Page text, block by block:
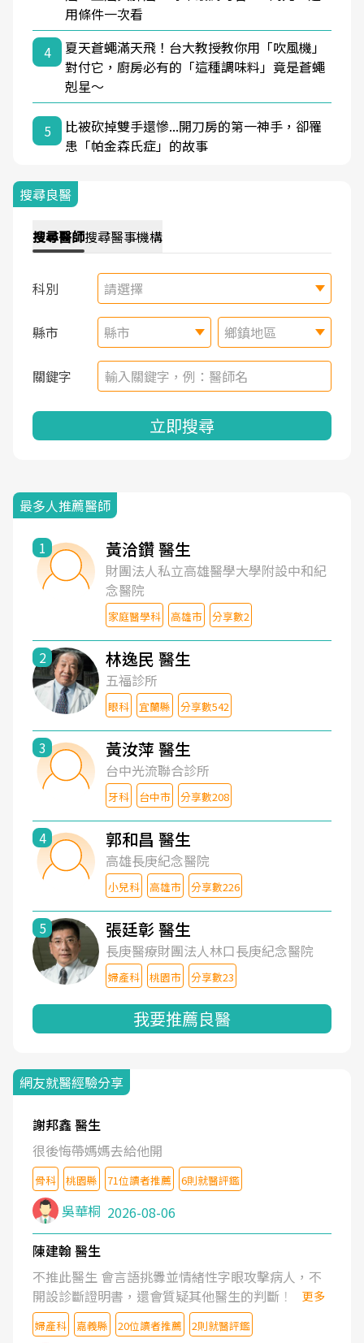
用條件一次看
4
夏天蒼蠅滿天飛！台大教授教你用「吹風機」
對付它，廚房必有的「這種調味料」竟是蒼蠅
剋星～
5
比被砍掉雙手還慘...開刀房的第一神手，卻罹
患「帕金森氏症」的故事
搜尋良醫
搜尋醫師搜尋醫事機構
科別 請選擇
縣市 縣市 鄉鎮地區
關鍵字
立即搜尋
最多人推薦醫師
1 黃洽鑽 醫生
財團法人私立高雄醫學大學附設中和紀
念醫院
家庭醫學科 高雄市 分享數2
2 林逸民 醫生
五福診所
眼科 宜蘭縣 分享數542
3 黃汝萍 醫生
台中光流聯合診所
牙科 台中市 分享數208
4 郭和昌 醫生
高雄長庚紀念醫院
小兒科 高雄市 分享數226
5 張廷彰 醫生
長庚醫療財團法人林口長庚紀念醫院
婦產科 桃園市 分享數23
我要推薦良醫
網友就醫經驗分享
謝邦鑫 醫生
很後悔帶媽媽去給他開
骨科 桃園縣 71位讀者推薦 6則就醫評鑑
吳華桐 2026-08-06
陳建翰 醫生
不推此醫生 會言語挑釁並情緒性字眼攻擊病人，不
開設診斷證明書，還會質疑其他醫生的判斷！
更多
婦產科 嘉義縣 20位讀者推薦 2則就醫評鑑